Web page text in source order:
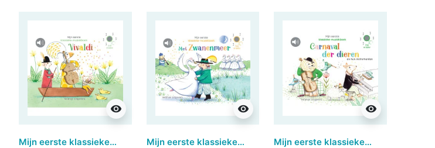
visibility
Mijn eerste klassieke-muziekboek - Vivaldi
visibility
Mijn eerste klassieke-muziekboek - Het zwanenmeer
visibility
Mijn eerste klassieke-muziekboek - Carnaval der dieren en hun instrumenten